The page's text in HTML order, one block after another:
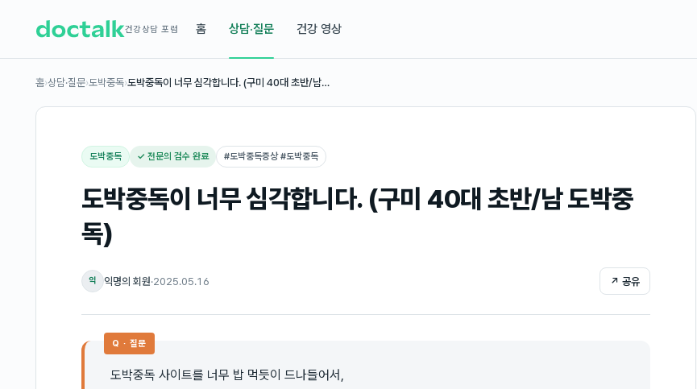
건강상담 포럼 홈 상담·질문 건강 영상
홈›상담·질문›도박중독›도박중독이 너무 심각합니다. (구미 40대 초반/남…
도박중독 ✓ 전문의 검수 완료 #도박중독증상 #도박중독
도박중독이 너무 심각합니다. (구미 40대 초반/남 도박중
독)
익 익명의 회원·2025.05.16 ↗ 공유
Q · 질문
도박중독 사이트를 너무 밥 먹듯이 드나들어서,